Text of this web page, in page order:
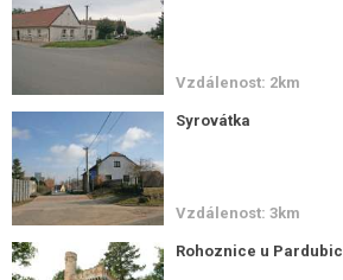
Vzdálenost: 2km
Syrovátka
Vzdálenost: 3km
Rohoznice u Pardubic